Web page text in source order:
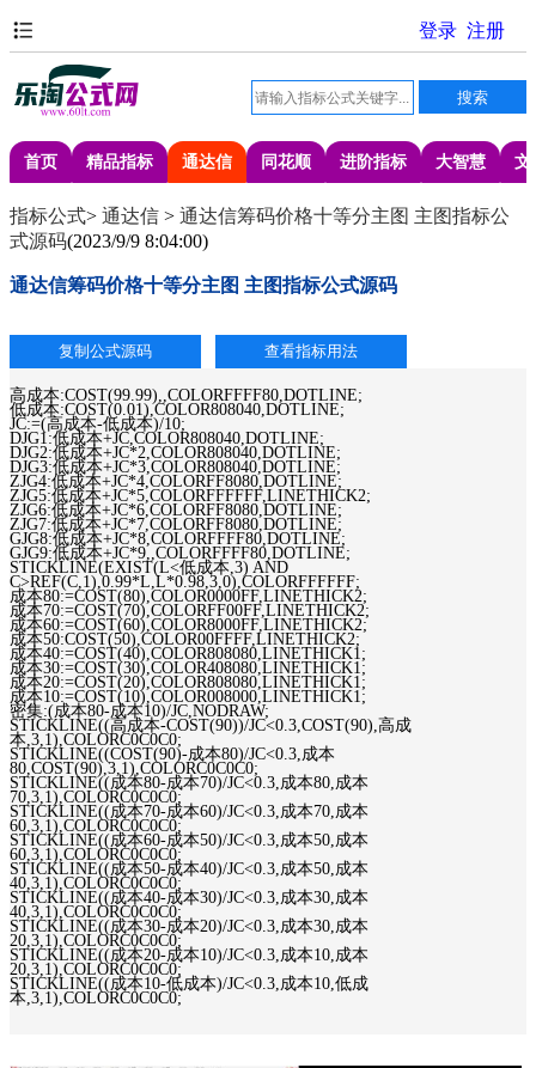
首页 精品指标 通达信 同花顺 进阶指标 大智慧 文
指标公式> 通达信 > 通达信筹码价格十等分主图 主图指标公
式源码(2023/9/9 8:04:00)
通达信筹码价格十等分主图 主图指标公式源码
高成本:COST(99.99),,COLORFFFF80,DOTLINE;
低成本:COST(0.01),COLOR808040,DOTLINE;
JC:=(高成本-低成本)/10;
DJG1:低成本+JC,COLOR808040,DOTLINE;
DJG2:低成本+JC*2,COLOR808040,DOTLINE;
DJG3:低成本+JC*3,COLOR808040,DOTLINE;
ZJG4:低成本+JC*4,COLORFF8080,DOTLINE;
ZJG5:低成本+JC*5,COLORFFFFFF,LINETHICK2;
ZJG6:低成本+JC*6,COLORFF8080,DOTLINE;
ZJG7:低成本+JC*7,COLORFF8080,DOTLINE;
GJG8:低成本+JC*8,COLORFFFF80,DOTLINE;
GJG9:低成本+JC*9,,COLORFFFF80,DOTLINE;
STICKLINE(EXIST(L<低成本,3) AND
C>REF(C,1),0.99*L,L*0.98,3,0),COLORFFFFFF;
成本80:=COST(80),COLOR0000FF,LINETHICK2;
成本70:=COST(70),COLORFF00FF,LINETHICK2;
成本60:=COST(60),COLOR8000FF,LINETHICK2;
成本50:COST(50),COLOR00FFFF,LINETHICK2;
成本40:=COST(40),COLOR808080,LINETHICK1;
成本30:=COST(30),COLOR408080,LINETHICK1;
成本20:=COST(20),COLOR808080,LINETHICK1;
成本10:=COST(10),COLOR008000,LINETHICK1;
密集:(成本80-成本10)/JC,NODRAW;
STICKLINE((高成本-COST(90))/JC<0.3,COST(90),高成
本,3,1),COLORC0C0C0;
STICKLINE((COST(90)-成本80)/JC<0.3,成本
80,COST(90),3,1),COLORC0C0C0;
STICKLINE((成本80-成本70)/JC<0.3,成本80,成本
70,3,1),COLORC0C0C0;
STICKLINE((成本70-成本60)/JC<0.3,成本70,成本
60,3,1),COLORC0C0C0;
STICKLINE((成本60-成本50)/JC<0.3,成本50,成本
60,3,1),COLORC0C0C0;
STICKLINE((成本50-成本40)/JC<0.3,成本50,成本
40,3,1),COLORC0C0C0;
STICKLINE((成本40-成本30)/JC<0.3,成本30,成本
40,3,1),COLORC0C0C0;
STICKLINE((成本30-成本20)/JC<0.3,成本30,成本
20,3,1),COLORC0C0C0;
STICKLINE((成本20-成本10)/JC<0.3,成本10,成本
20,3,1),COLORC0C0C0;
STICKLINE((成本10-低成本)/JC<0.3,成本10,低成
本,3,1),COLORC0C0C0;